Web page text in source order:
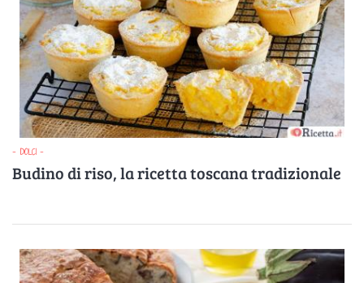
- DOLCI -
Budino di riso, la ricetta toscana tradizionale